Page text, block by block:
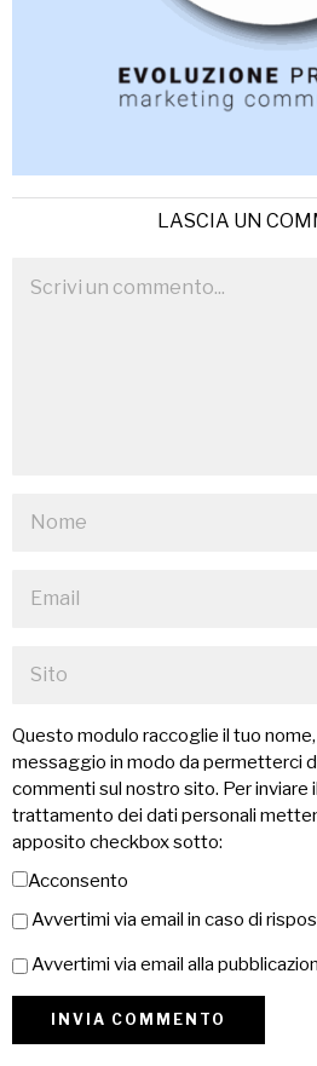
LASCIA UN
Questo modulo raccoglie il tuo
messaggio in modo da permetterci
commenti sul nostro sito. Per
trattamento dei dati personali
apposito checkbox sotto:
Acconsento
Avvertimi via email in caso di
Avvertimi via email alla